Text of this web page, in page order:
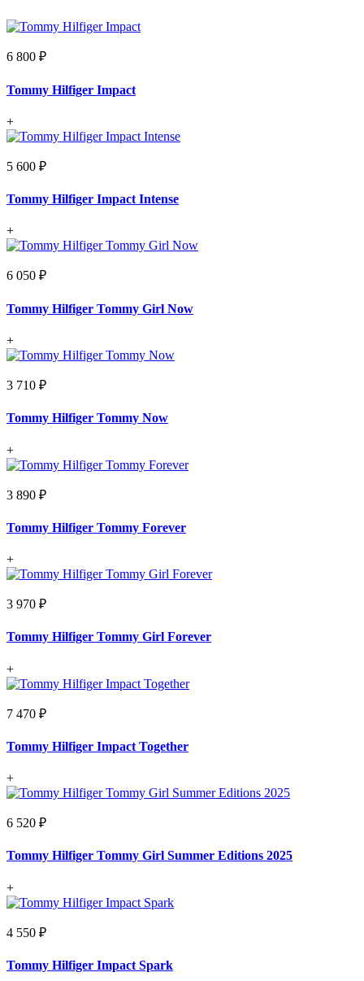
6 800 ₽
Tommy Hilfiger Impact
+
5 600 ₽
Tommy Hilfiger Impact Intense
+
6 050 ₽
Tommy Hilfiger Tommy Girl Now
+
3 710 ₽
Tommy Hilfiger Tommy Now
+
3 890 ₽
Tommy Hilfiger Tommy Forever
+
3 970 ₽
Tommy Hilfiger Tommy Girl Forever
+
7 470 ₽
Tommy Hilfiger Impact Together
+
6 520 ₽
Tommy Hilfiger Tommy Girl Summer Editions 2025
+
4 550 ₽
Tommy Hilfiger Impact Spark